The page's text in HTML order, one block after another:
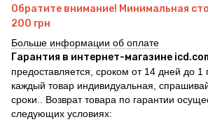
Обратите внимание! Минимальная
200 грн
Больше информации об оплате
Гарантия в интернет-магазине
предоставляется, сроком от 14 дней до 1
каждый товар индивидуальная,
сроки.. Возврат товара по гарантии
следующих условиях: